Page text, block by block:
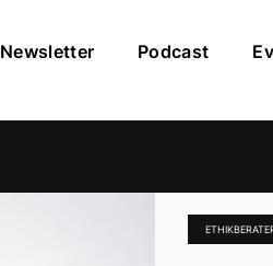
Newsletter Podcast